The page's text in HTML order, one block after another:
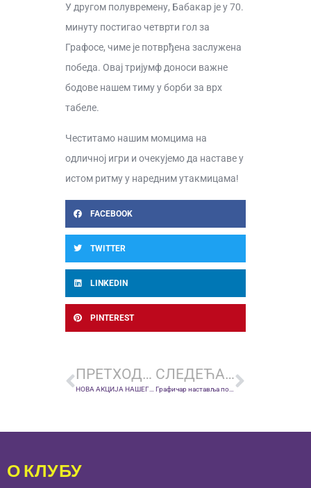
У другом полувремену, Бабакар је у 70.
минуту постигао четврти гол за
Графосe, чиме је потврђена заслужена
победа. Овај тријумф доноси важне
бодове нашем тиму у борби за врх
табеле.
Честитамо нашим момцима на
одличној игри и очекујемо да наставе у
истом ритму у наредним утакмицама!
FACEBOOK
TWITTER
LINKEDIN
PINTEREST
ПРЕТХОДНА ВЕСТ СЛЕДЕЋА ВЕСТ
Графичар наставља победнички низ – тријумф против Словена са 2:0
О КЛУБУ